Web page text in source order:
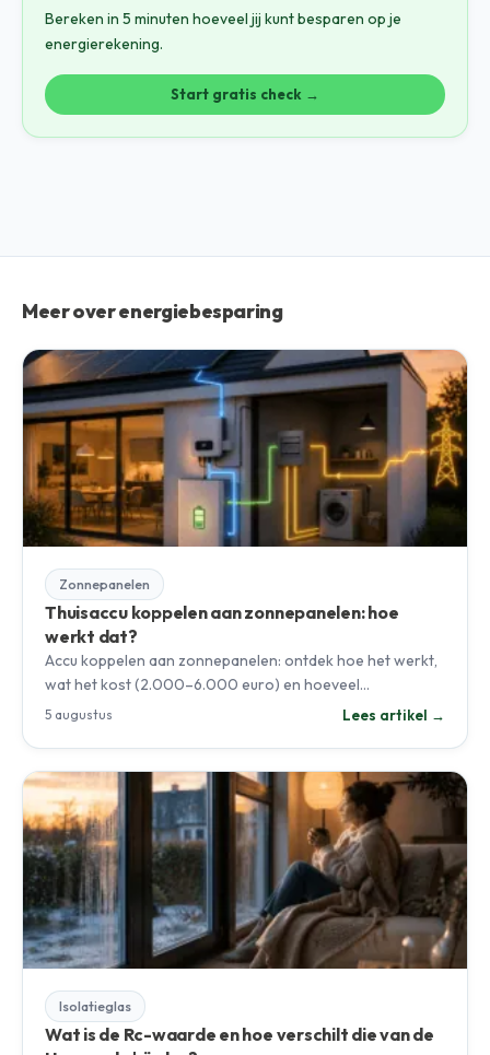
Bereken in 5 minuten hoeveel jij kunt besparen op je
energierekening.
Start gratis check →
Meer over energiebesparing
Zonnepanelen
Thuisaccu koppelen aan zonnepanelen: hoe
werkt dat?
Accu koppelen aan zonnepanelen: ontdek hoe het werkt,
wat het kost (2.000–6.000 euro) en hoeveel…
5 augustus Lees artikel →
Isolatieglas
Wat is de Rc-waarde en hoe verschilt die van de